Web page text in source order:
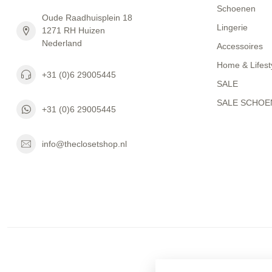
Oude Raadhuisplein 18
1271 RH Huizen
Nederland
+31 (0)6 29005445
+31 (0)6 29005445
info@theclosetshop.nl
Schoenen
Lingerie
Accessoires
Home &
SALE
SALE